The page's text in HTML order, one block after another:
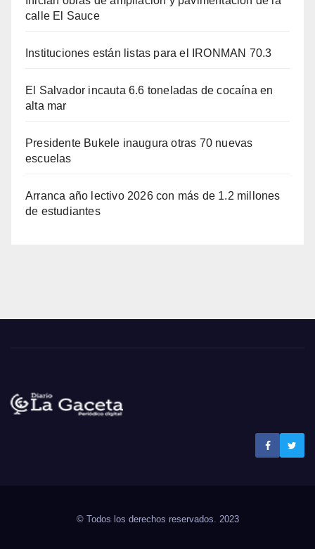
calle El Sauce
Instituciones están listas para el IRONMAN 70.3
El Salvador incauta 6.6 toneladas de cocaína en
alta mar
Presidente Bukele inaugura otras 70 nuevas
escuelas
Arranca año lectivo 2026 con más de 1.2 millones
de estudiantes
© Todos los derechos reservados. 2023